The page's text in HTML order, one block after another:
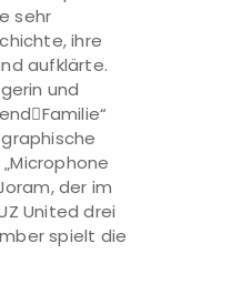
sehr
ihre
aufklärte.
und
der im
United drei
spielt die